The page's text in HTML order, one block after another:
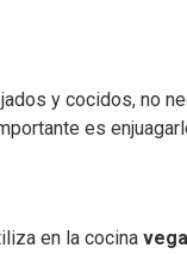
y cocidos, no
es
en la cocina